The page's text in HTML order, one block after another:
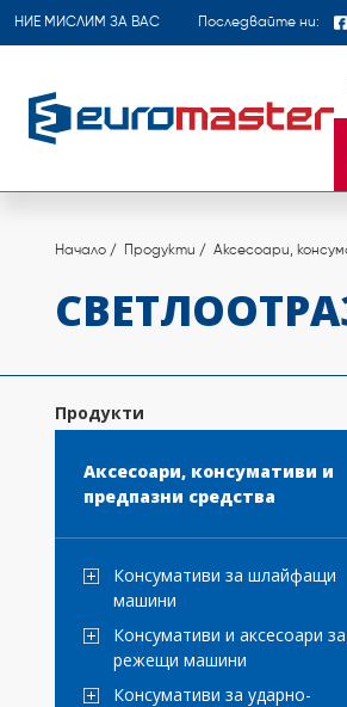
НИЕ МИСЛИМ ЗА ВАС Последвайте ни:
Начало Продукти Аксесоари,
Продукти
Аксесоари, консумативи и
предпазни средства
Консумативи за шлайфащи
машини
Консумативи и аксесоари за
режещи машини
Консумативи за ударно-